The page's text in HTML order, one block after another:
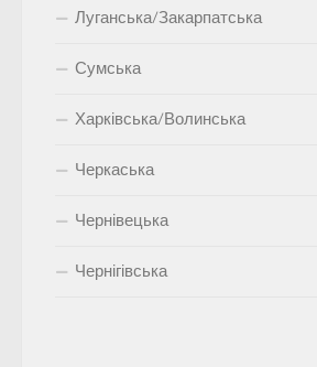
Луганська/Закарпатська
Сумська
Харківська/Волинська
Черкаська
Чернівецька
Чернігівська